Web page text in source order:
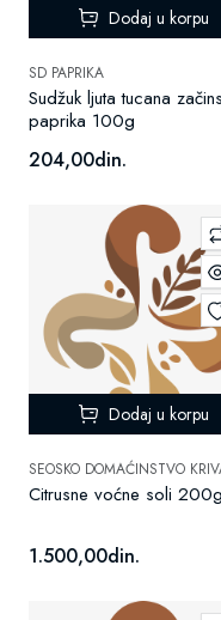
Dodaj u korpu
SD PAPRIKA
Sudžuk ljuta tucana
paprika 100g
204,00din.
Dodaj u korpu
SEOSKO DOMAĆINSTVO
Citrusne voćne soli 200g
1.500,00din.